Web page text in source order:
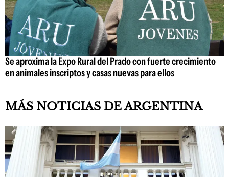
Se aproxima la Expo Rural del Prado con fuerte crecimiento
en animales inscriptos y casas nuevas para ellos
MÁS NOTICIAS DE ARGENTINA